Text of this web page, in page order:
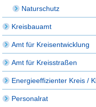
Naturschutz
Kreisbauamt
Amt für Kreisentwicklung
Amt für Kreisstraßen
Energieeffizienter Kreis /
Personalrat